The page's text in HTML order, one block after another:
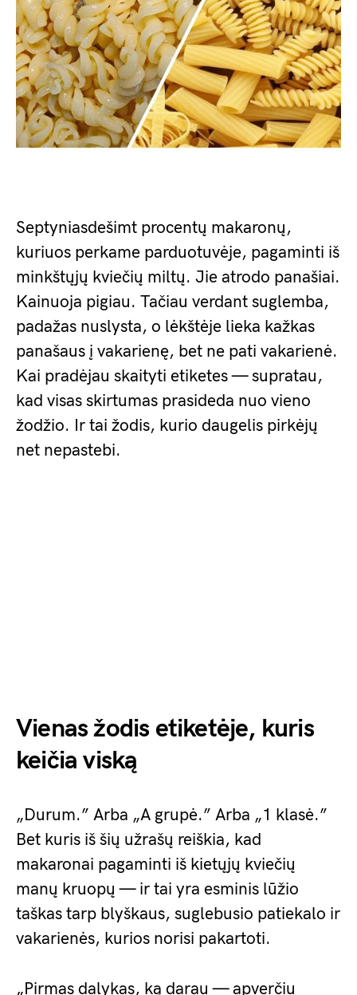
Septyniasdešimt procentų makaronų,
kuriuos perkame parduotuvėje, pagaminti iš
minkštųjų kviečių miltų. Jie atrodo panašiai.
Kainuoja pigiau. Tačiau verdant suglemba,
padažas nuslysta, o lėkštėje lieka kažkas
panašaus į vakarienę, bet ne pati vakarienė.
Kai pradėjau skaityti etiketes — supratau,
kad visas skirtumas prasideda nuo vieno
žodžio. Ir tai žodis, kurio daugelis pirkėjų
net nepastebi.
Vienas žodis etiketėje, kuris
keičia viską
„Durum.” Arba „A grupė.” Arba „1 klasė.”
Bet kuris iš šių užrašų reiškia, kad
makaronai pagaminti iš kietųjų kviečių
manų kruopų — ir tai yra esminis lūžio
taškas tarp blyškaus, suglebusio patiekalo ir
vakarienės, kurios norisi pakartoti.
„Pirmas dalykas, ką darau — apverčiu